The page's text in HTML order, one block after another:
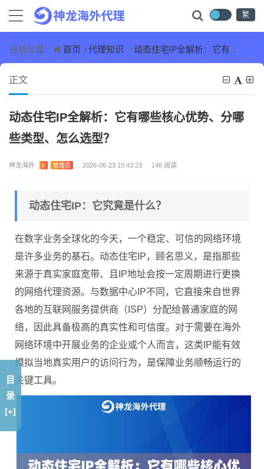
繁
当前位置： 首页 代理知识 动态住宅IP全解析：它有哪些核心优势、分哪些类型、怎么选型？
正文
动态住宅IP全解析：它有哪些核心优势、分哪
些类型、怎么选型？
神龙海外 V 管理员 / 2026-06-23 10:43:23 / 146 阅读
动态住宅IP：它究竟是什么？
在数字业务全球化的今天，一个稳定、可信的网络环境
是许多业务的基石。动态住宅IP，顾名思义，是指那些
来源于真实家庭宽带、且IP地址会按一定周期进行更换
的网络代理资源。与数据中心IP不同，它直接来自世界
各地的互联网服务提供商（ISP）分配给普通家庭的网
络，因此具备极高的真实性和可信度。对于需要在海外
网络环境中开展业务的企业或个人而言，这类IP能有效
模拟当地真实用户的访问行为，是保障业务顺畅运行的
关键工具。
目
录
[+]